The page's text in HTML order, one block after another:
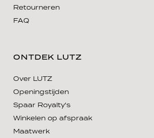
Retourneren
FAQ
ONTDEK LUTZ
Over LUTZ
Openingstijden
Spaar Royalty's
Winkelen op afspraak
Maatwerk